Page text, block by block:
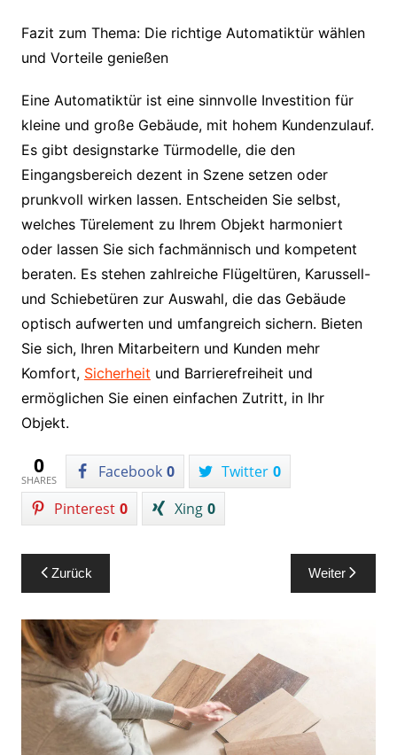
Fazit zum Thema: Die richtige Automatiktür wählen
und Vorteile genießen
Eine Automatiktür ist eine sinnvolle Investition für
kleine und große Gebäude, mit hohem Kundenzulauf.
Es gibt designstarke Türmodelle, die den
Eingangsbereich dezent in Szene setzen oder
prunkvoll wirken lassen. Entscheiden Sie selbst,
welches Türelement zu Ihrem Objekt harmoniert
oder lassen Sie sich fachmännisch und kompetent
beraten. Es stehen zahlreiche Flügeltüren, Karussell-
und Schiebetüren zur Auswahl, die das Gebäude
optisch aufwerten und umfangreich sichern. Bieten
Sie sich, Ihren Mitarbeitern und Kunden mehr
Komfort, Sicherheit und Barrierefreiheit und
ermöglichen Sie einen einfachen Zutritt, in Ihr
Objekt.
0
SHARES Facebook 0 Twitter 0
Pinterest 0 Xing 0
Beitragsnavigation
Zurück Weiter